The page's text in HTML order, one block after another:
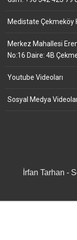
Medistate Çekmeköy
Merkez Mahallesi
No:16 Daire: 4B
Youtube Videoları
Sosyal Medya
İrfan Tarhan -